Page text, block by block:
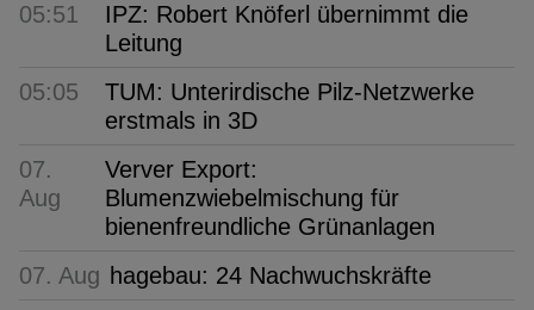
05:51
IPZ: Robert Knöferl übernimmt die
Leitung
05:05
TUM: Unterirdische Pilz-Netzwerke
erstmals in 3D
07.
Aug
Verver Export:
Blumenzwiebelmischung für
bienenfreundliche Grünanlagen
07. Aug hagebau: 24 Nachwuchskräfte